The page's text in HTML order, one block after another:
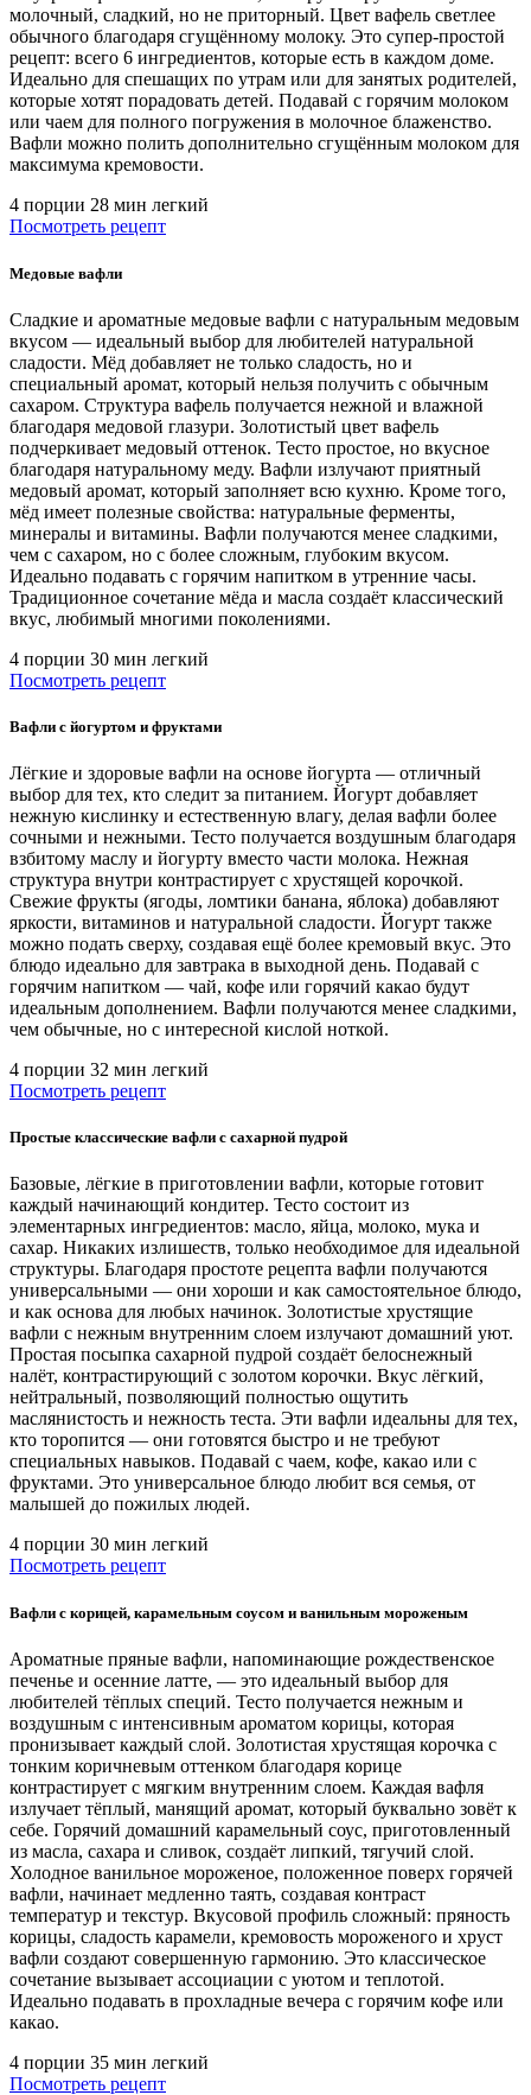
молочный, сладкий, но не приторный. Цвет вафель светлее
обычного благодаря сгущённому молоку. Это супер-простой
рецепт: всего 6 ингредиентов, которые есть в каждом доме.
Идеально для спешащих по утрам или для занятых родителей,
которые хотят порадовать детей. Подавай с горячим молоком
или чаем для полного погружения в молочное блаженство.
Вафли можно полить дополнительно сгущённым молоком для
максимума кремовости.
4 порции 28 мин легкий
Посмотреть рецепт
Медовые вафли
Сладкие и ароматные медовые вафли с натуральным медовым
вкусом — идеальный выбор для любителей натуральной
сладости. Мёд добавляет не только сладость, но и
специальный аромат, который нельзя получить с обычным
сахаром. Структура вафель получается нежной и влажной
благодаря медовой глазури. Золотистый цвет вафель
подчеркивает медовый оттенок. Тесто простое, но вкусное
благодаря натуральному меду. Вафли излучают приятный
медовый аромат, который заполняет всю кухню. Кроме того,
мёд имеет полезные свойства: натуральные ферменты,
минералы и витамины. Вафли получаются менее сладкими,
чем с сахаром, но с более сложным, глубоким вкусом.
Идеально подавать с горячим напитком в утренние часы.
Традиционное сочетание мёда и масла создаёт классический
вкус, любимый многими поколениями.
4 порции 30 мин легкий
Посмотреть рецепт
Вафли с йогуртом и фруктами
Лёгкие и здоровые вафли на основе йогурта — отличный
выбор для тех, кто следит за питанием. Йогурт добавляет
нежную кислинку и естественную влагу, делая вафли более
сочными и нежными. Тесто получается воздушным благодаря
взбитому маслу и йогурту вместо части молока. Нежная
структура внутри контрастирует с хрустящей корочкой.
Свежие фрукты (ягоды, ломтики банана, яблока) добавляют
яркости, витаминов и натуральной сладости. Йогурт также
можно подать сверху, создавая ещё более кремовый вкус. Это
блюдо идеально для завтрака в выходной день. Подавай с
горячим напитком — чай, кофе или горячий какао будут
идеальным дополнением. Вафли получаются менее сладкими,
чем обычные, но с интересной кислой ноткой.
4 порции 32 мин легкий
Посмотреть рецепт
Простые классические вафли с сахарной пудрой
Базовые, лёгкие в приготовлении вафли, которые готовит
каждый начинающий кондитер. Тесто состоит из
элементарных ингредиентов: масло, яйца, молоко, мука и
сахар. Никаких излишеств, только необходимое для идеальной
структуры. Благодаря простоте рецепта вафли получаются
универсальными — они хороши и как самостоятельное блюдо,
и как основа для любых начинок. Золотистые хрустящие
вафли с нежным внутренним слоем излучают домашний уют.
Простая посыпка сахарной пудрой создаёт белоснежный
налёт, контрастирующий с золотом корочки. Вкус лёгкий,
нейтральный, позволяющий полностью ощутить
маслянистость и нежность теста. Эти вафли идеальны для тех,
кто торопится — они готовятся быстро и не требуют
специальных навыков. Подавай с чаем, кофе, какао или с
фруктами. Это универсальное блюдо любит вся семья, от
малышей до пожилых людей.
4 порции 30 мин легкий
Посмотреть рецепт
Вафли с корицей, карамельным соусом и ванильным мороженым
Ароматные пряные вафли, напоминающие рождественское
печенье и осенние латте, — это идеальный выбор для
любителей тёплых специй. Тесто получается нежным и
воздушным с интенсивным ароматом корицы, которая
пронизывает каждый слой. Золотистая хрустящая корочка с
тонким коричневым оттенком благодаря корице
контрастирует с мягким внутренним слоем. Каждая вафля
излучает тёплый, манящий аромат, который буквально зовёт к
себе. Горячий домашний карамельный соус, приготовленный
из масла, сахара и сливок, создаёт липкий, тягучий слой.
Холодное ванильное мороженое, положенное поверх горячей
вафли, начинает медленно таять, создавая контраст
температур и текстур. Вкусовой профиль сложный: пряность
корицы, сладость карамели, кремовость мороженого и хруст
вафли создают совершенную гармонию. Это классическое
сочетание вызывает ассоциации с уютом и теплотой.
Идеально подавать в прохладные вечера с горячим кофе или
какао.
4 порции 35 мин легкий
Посмотреть рецепт